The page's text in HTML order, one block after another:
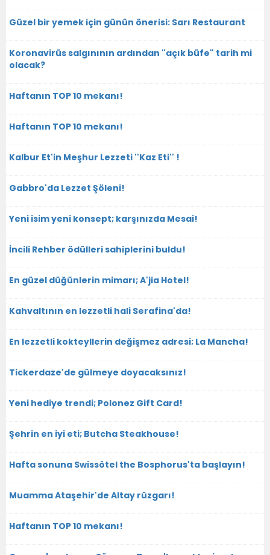
Güzel bir yemek için günün önerisi: Sarı Restaurant
Koronavirüs salgınının ardından "açık büfe" tarih mi
olacak?
Haftanın TOP 10 mekanı!
Haftanın TOP 10 mekanı!
Kalbur Et'in Meşhur Lezzeti ''Kaz Eti'' !
Gabbro'da Lezzet Şöleni!
Yeni isim yeni konsept; karşınızda Mesai!
İncili Rehber ödülleri sahiplerini buldu!
En güzel düğünlerin mimarı; A'jia Hotel!
Kahvaltının en lezzetli hali Serafina'da!
En lezzetli kokteyllerin değişmez adresi; La Mancha!
Tickerdaze'de gülmeye doyacaksınız!
Yeni hediye trendi; Polonez Gift Card!
Şehrin en iyi eti; Butcha Steakhouse!
Hafta sonuna Swissôtel the Bosphorus'ta başlayın!
Muamma Ataşehir'de Altay rüzgarı!
Haftanın TOP 10 mekanı!